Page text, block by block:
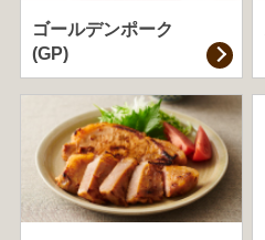
ゴールデンポーク
(GP)